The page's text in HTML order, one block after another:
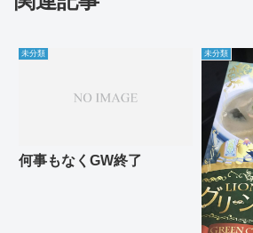
未分類
何事もなくGW終了
未分類